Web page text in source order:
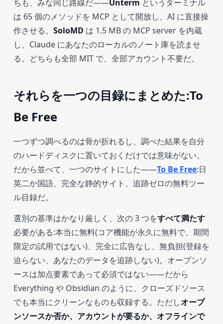
ちも、みな同じ路線だ——Unterm というターミナル
は 65 個のメソッドを MCP として開放し、AI に直接操
作させる。 SoloMD は 1.5 MB の MCP server を内蔵
し、Claude にあなたのローカルのノート庫を読ませ
る。どちらも全部 MIT で、全部アカウント不要だ。
それらを一つの目録にまとめた:To
Be Free
一つずつ調べるのは骨が折れるし、調べた結果を自分
のハードディスクに置いておくだけでは意味がない。
だから並べて、一つのサイトにした——To Be Free:日
英二か国語、完全な静的サイト、追跡ゼロの無料ツー
ル目録だ。
選別の基準はかなり厳しく、次の 3 つをすべて満たす
必要がある:本当に無料(コア機能が永久に無料で、期間
限定の試用ではない)、完全に広告なし、無負担(登録を
迫らない、あなたのデータを追跡しない)。オープンソ
ースは加点要素であって必須ではない——だから
Everything や Obsidian のように、クローズドソース
でも本当にクリーンなものも収録する。ただしオープ
ンソースか否か、アカウントが要るか、オフラインで